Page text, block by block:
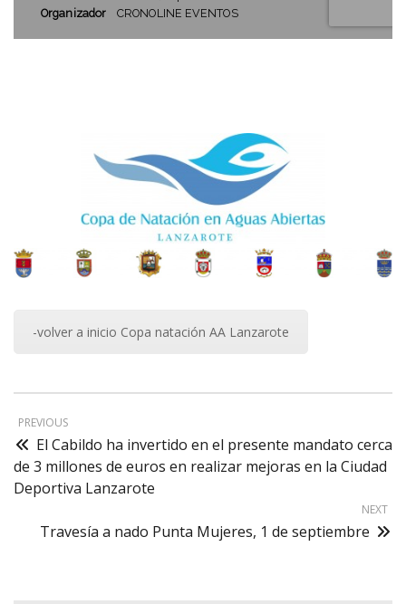
-volver a inicio Copa natación AA Lanzarote
PREVIOUS
El Cabildo ha invertido en el presente mandato cerca
de 3 millones de euros en realizar mejoras en la Ciudad
Deportiva Lanzarote
NEXT
Travesía a nado Punta Mujeres, 1 de septiembre